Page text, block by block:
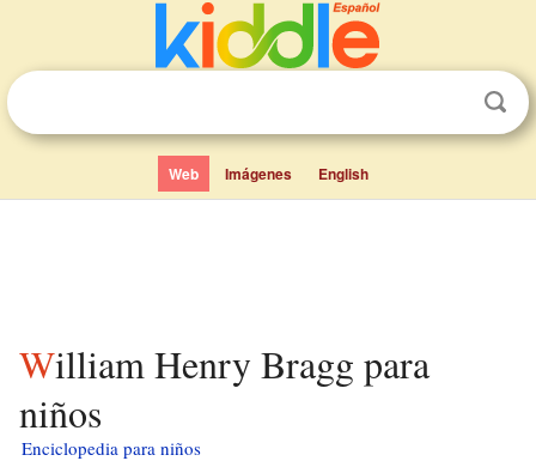
Web Imágenes English
William Henry Bragg para
niños
Enciclopedia para niños